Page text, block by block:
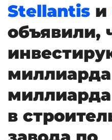
Stellantis и
объявили,
в